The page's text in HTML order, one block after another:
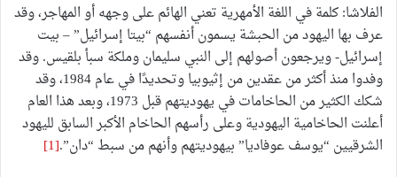
الفلاشا: كلمة في اللغة الأمهرية تعني الهائم على وجهه أو المهاجر، وقد
عرف بها اليهود من الحبشة يسمون أنفسهم “بيتا إسرائيل” – بيت
إسرائيل- ويرجعون أصولهم إلى النبي سليمان وملكة سبأ بلقيس. وقد
وفدوا منذ أكثر من عقدين من إثيوبيا وتحديدًا في عام 1984، وقد
شكك الكثير من الحاخامات في يهوديتهم قبل 1973، وبعد هذا العام
أعلنت الحاخامية اليهودية وعلى رأسهم الحاخام الأكبر السابق لليهود
الشرقيين “يوسف عوفاديا” بيهوديتهم وأنهم من سبط “دان”.[1]